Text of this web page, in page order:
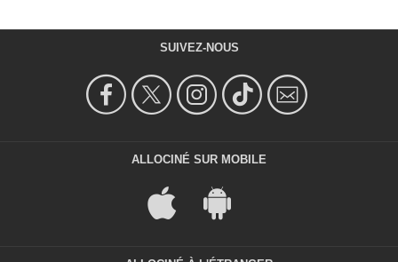
SUIVEZ-NOUS
ALLOCINÉ SUR MOBILE